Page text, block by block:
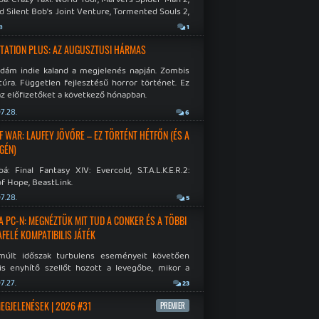
Silent Bob's Joint Venture, Tormented Souls 2,
Room in Hell, Slain 2: The Beast Within.
1
PLUS: AZ AUGUSZTUSI HÁRMAS
indie kaland a megjelenés napján. Zombis
Független fejlesztésű horror történet. Ez
előfizetőket a következő hónapban.
6
WAR: LAUFEY JÖVŐRE – EZ TÖRTÉNT HÉTFŐN (ÉS A
Final Fantasy XIV: Evercold, S.T.A.L.K.E.R.2:
Hope, BeastLink.
5
PC-N: MEGNÉZTÜK MIT TUD A CONKER ÉS A TÖBBI
KOMPATIBILIS JÁTÉK
időszak turbulens eseményeit követően
enyhítő szellőt hozott a levegőbe, mikor a
bejelentette, hogy PC-re is kiterjesztik az
visszafelé kompatibilitást. Lássuk,
jutottak...
23
| 2026 #31 PREMIER